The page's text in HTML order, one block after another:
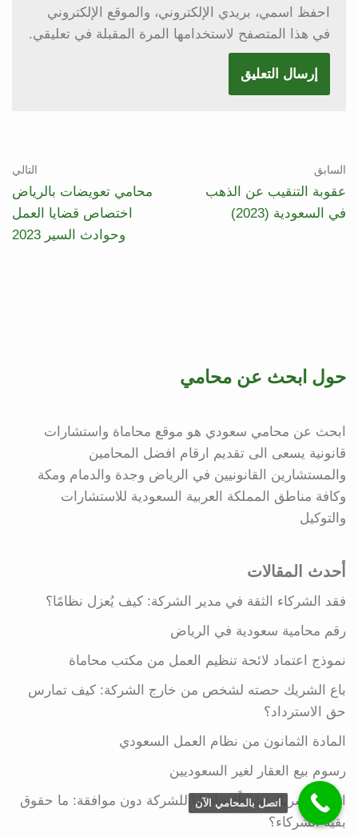
احفظ اسمي، بريدي الإلكتروني، والموقع الإلكتروني
في هذا المتصفح لاستخدامها المرة المقبلة في تعليقي.
السابق
عقوبة التنقيب عن الذهب
في السعودية (2023)
التالي
محامي تعويضات بالرياض
اختصاص قضايا العمل
وحوادث السير 2023
حول ابحث عن محامي
ابحث عن محامي سعودي هو موقع محاماة واستشارات
قانونية يسعى الى تقديم ارقام افضل المحامين
والمستشارين القانونيين في الرياض وجدة والدمام ومكة
وكافة مناطق المملكة العربية السعودية للاستشارات
والتوكيل
أحدث المقالات
فقد الشركاء الثقة في مدير الشركة: كيف يُعزل نظامًا؟
رقم محامية سعودية في الرياض
نموذج اعتماد لائحة تنظيم العمل من مكتب محاماة
باع الشريك حصته لشخص من خارج الشركة: كيف تمارس
حق الاسترداد؟
المادة الثمانون من نظام العمل السعودي
رسوم بيع العقار لغير السعوديين
افتتح الشريك نشاطًا منافسًا للشركة دون موافقة: ما حقوق
بقية الشركاء؟
اتصل بالمحامي الآن